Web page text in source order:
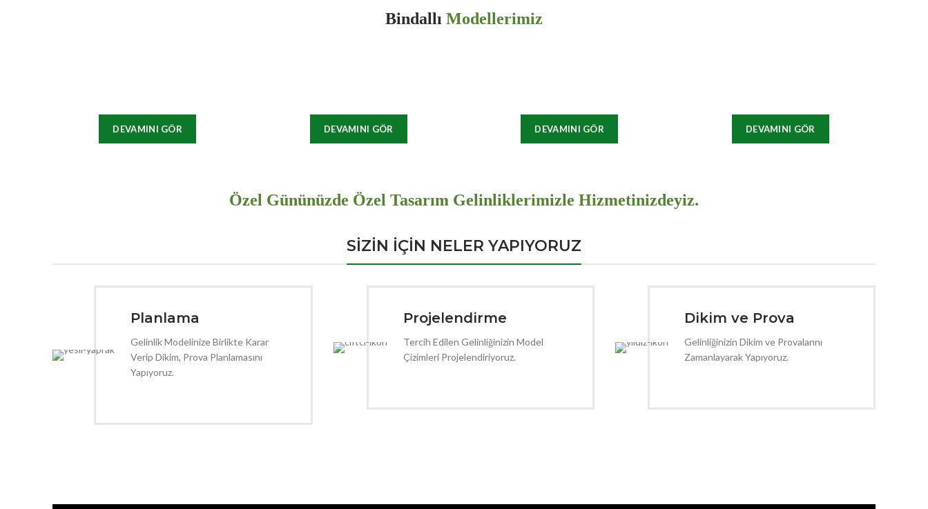
Bindallı Modellerimiz
DEVAMINI GÖR DEVAMINI GÖR DEVAMINI GÖR DEVAMINI GÖR
Özel Gününüzde Özel Tasarım Gelinliklerimizle Hizmetinizdeyiz.
SİZİN İÇİN NELER YAPIYORUZ
Planlama
Gelinlik Modelinize Birlikte Karar
Verip Dikim, Prova Planlamasını
Yapıyoruz.
Projelendirme
Tercih Edilen Gelinliğinizin Model
Çizimleri Projelendiriyoruz.
Dikim ve Prova
Gelinliğinizin Dikim ve Provalarını
Zamanlayarak Yapıyoruz.